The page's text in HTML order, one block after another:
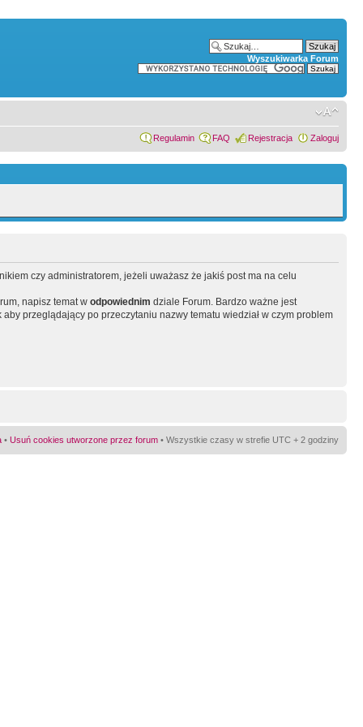
Wyszukiwarka Forum
Regulamin FAQ Rejestracja Zaloguj
czy administratorem, jeżeli uważasz że jakiś post ma na celu
napisz temat w odpowiednim dziale Forum. Bardzo ważne jest
przeglądający po przeczytaniu nazwy tematu wiedział w czym problem
• Usuń cookies utworzone przez forum • Wszystkie czasy w strefie UTC + 2 godziny